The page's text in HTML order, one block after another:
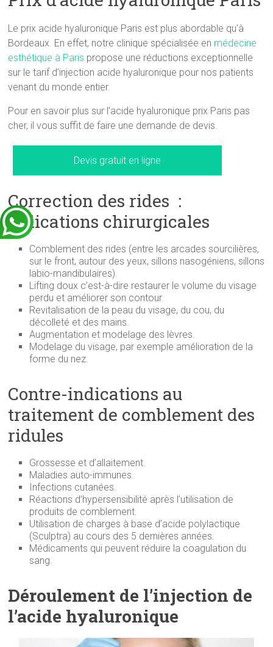
Le prix acide hyaluronique Paris est plus abordable qu’à
Bordeaux. En effet, notre clinique spécialisée en médecine
esthétique à Paris propose une réductions exceptionnelle
sur le tarif d’injection acide hyaluronique pour nos patients
venant du monde entier.
Pour en savoir plus sur l’acide hyaluronique prix Paris pas
cher, il vous suffit de faire une demande de devis.
Devis gratuit en ligne
Correction des rides :
indications chirurgicales
Comblement des rides (entre les arcades sourcilières,
sur le front, autour des yeux, sillons nasogéniens, sillons
labio-mandibulaires).
Lifting doux c’est-à-dire restaurer le volume du visage
perdu et améliorer son contour.
Revitalisation de la peau du visage, du cou, du
décolleté et des mains.
Augmentation et modelage des lèvres.
Modelage du visage, par exemple amélioration de la
forme du nez.
Contre-indications au
traitement de comblement des
ridules
Grossesse et d’allaitement.
Maladies auto-immunes.
Infections cutanées.
Réactions d’hypersensibilité après l’utilisation de
produits de comblement.
Utilisation de charges à base d’acide polylactique
(Sculptra) au cours des 5 dernières années.
Médicaments qui peuvent réduire la coagulation du
sang.
Déroulement de l’injection de
l’acide hyaluronique